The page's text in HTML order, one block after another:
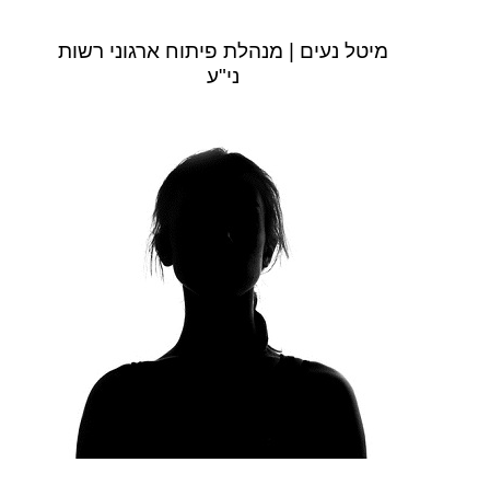
מיטל נעים | מנהלת פיתוח ארגוני רשות
ני"ע